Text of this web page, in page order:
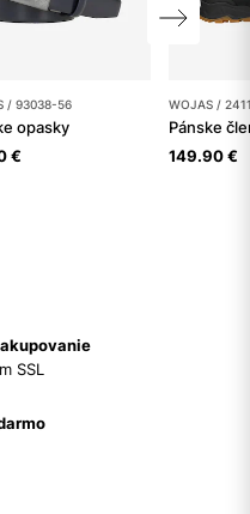
/ 93038-56
opasky
€
WOJAS /
Pánske
149.90 €
SSL